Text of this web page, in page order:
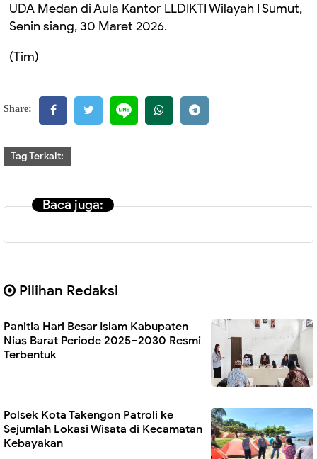
UDA Medan di Aula Kantor LLDIKTI Wilayah I Sumut,
Senin siang, 30 Maret 2026.
(Tim)
Share:
Tag Terkait:
Baca juga:
Pilihan Redaksi
Panitia Hari Besar Islam Kabupaten
Nias Barat Periode 2025–2030 Resmi
Terbentuk
Polsek Kota Takengon Patroli ke
Sejumlah Lokasi Wisata di Kecamatan
Kebayakan